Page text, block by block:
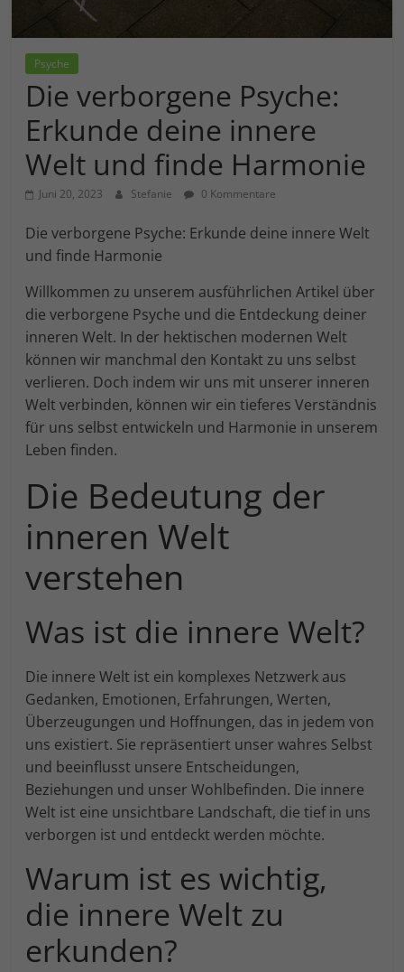
Psyche
Die verborgene Psyche:
Erkunde deine innere
Welt und finde Harmonie
Juni 20, 2023 Stefanie 0 Kommentare
Die verborgene Psyche: Erkunde deine innere Welt
und finde Harmonie
Willkommen zu unserem ausführlichen Artikel über
die verborgene Psyche und die Entdeckung deiner
inneren Welt. In der hektischen modernen Welt
können wir manchmal den Kontakt zu uns selbst
verlieren. Doch indem wir uns mit unserer inneren
Welt verbinden, können wir ein tieferes Verständnis
für uns selbst entwickeln und Harmonie in unserem
Leben finden.
Die Bedeutung der
inneren Welt
verstehen
Was ist die innere Welt?
Die innere Welt ist ein komplexes Netzwerk aus
Gedanken, Emotionen, Erfahrungen, Werten,
Überzeugungen und Hoffnungen, das in jedem von
uns existiert. Sie repräsentiert unser wahres Selbst
und beeinflusst unsere Entscheidungen,
Beziehungen und unser Wohlbefinden. Die innere
Welt ist eine unsichtbare Landschaft, die tief in uns
verborgen ist und entdeckt werden möchte.
Warum ist es wichtig,
die innere Welt zu
erkunden?
Einwilligung zu ganzen Kategorien geben
oder sich weitere Informationen anzeigen
lassen und so nur bestimmte Cookies
Alle akzeptieren Speichern
Zurück
Essenziell (1)
Essenzielle Cookies ermöglichen grundlegende Funktionen
erforderlich.
Cookie-Informationen anzeigen
Marketing (1) An
Marketing-Cookies werden von Drittanbietern oder
Publishern verwendet, um personalisierte Werbung
Websites hinweg verfolgen.
Cookie-Informationen anzeigen
Externe Medien (7) An
Inhalte von Videoplattformen und Social-Media-Plattformen
externen Medien akzeptiert werden, bedarf der Zugriff auf
diese Inhalte keiner manuellen Einwilligung mehr.
Cookie-Informationen anzeigen
powered by Borlabs Cookie